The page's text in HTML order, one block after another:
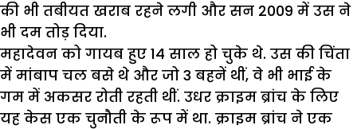
की भी तबीयत खराब रहने लगी और सन 2009 में उस ने
भी दम तोड़ दिया.
महादेवन को गायब हुए 14 साल हो चुके थे. उस की चिंता
में मांबाप चल बसे थे और जो 3 बहनें थीं, वे भी भाई के
गम में अकसर रोती रहती थीं. उधर क्राइम ब्रांच के लिए
यह केस एक चुनौती के रूप में था. क्राइम ब्रांच ने एक